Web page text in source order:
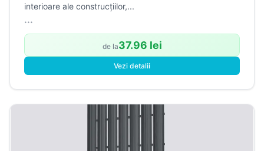
interioare ale construcțiilor,...
...
de la37.96 lei
Vezi detalii